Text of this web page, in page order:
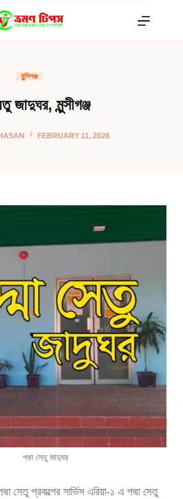
মুন্সিগঞ্জ
জাদুঘর, মুন্সীগঞ্জ
FEBRUARY 11, 2026
পদ্মা সেতু জাদুঘর
সেতু প্রকল্পের সার্ভিস এরিয়া-১ এ পদ্মা সেতু